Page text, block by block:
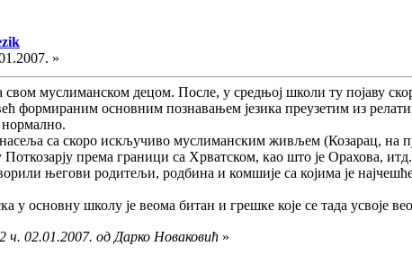
»
свом муслиманском децом. После, у средњој школи ту појаву
формираним основним познавањем језика преузетим из
нормално.
насеља са скоро искључиво муслиманским живљем (Козарац, на
према граници са Хрватском, као што је Орахова,
његови родитељи, родбина и комшије са којима је
у основну школу је веома битан и грешке које се тада усвоје
02.01.2007. од Дарко Новаковић »